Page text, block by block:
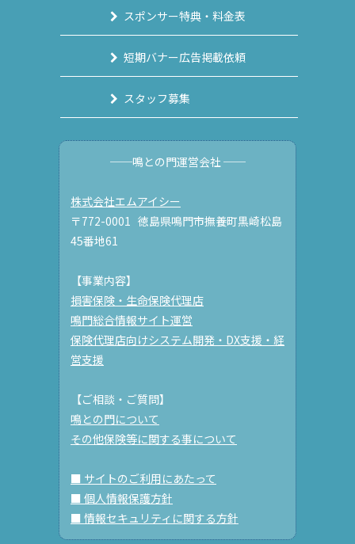
スポンサー特典・料金表
短期バナー広告掲載依頼
スタッフ募集
──鳴との門運営会社 ──
株式会社エムアイシー
〒772-0001 徳島県鳴門市撫養町黒崎松島
45番地61
【事業内容】
損害保険・生命保険代理店
鳴門総合情報サイト運営
保険代理店向けシステム開発・DX支援・経
営支援
【ご相談・ご質問】
鳴との門について
その他保険等に関する事について
■ サイトのご利用にあたって
■ 個人情報保護方針
■ 情報セキュリティに関する方針